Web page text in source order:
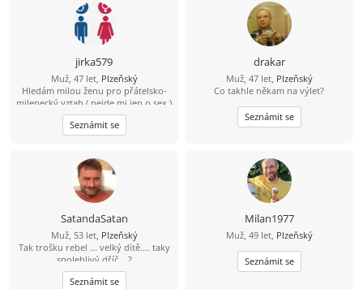
přece mnohem lepší s úsměvem na
tváři. Mám slabost pro dobrou kávu,
rád si přečtu zajímavou knížku... a
občas u ní tak kvalitně zrelaxuju, že
usnu. ???? Hledám fajn ženu ve věku
40–47 let, která je taky trochu
sportovní duše, má ráda humor a
chuť užívat si život. Nejdřív klidně
kamarádku, a když přeskočí jiskra,
proč ne i přítelkyni. Jestli ještě věříš
na lásku a na správného chlapa,
správném místě, možná jsme se
právě našli. Tak co, vezmeš mě do
party? Třeba zjistíme, že ty nejlepší
příběhy začínají úplně obyčejnou
zprávou. ????
jirka579
Muž, 47 let, Plzeňský
Hledám milou ženu pro přátelsko-
milenecký vztah ( nejde mi jen o sex )
bez narušení soukromí, mám rodinu
a nechci opustit děti . Prostě
potřebuji utéct od stereotypu
Seznámit se
drakar
Muž, 47 let, Plzeňský
Co takhle někam na výlet?
Seznámit se
SatandaSatan
Muž, 53 let, Plzeňský
Tak trošku rebel ... velký dítě.... taky
spolehlivý dříč ...?
Seznámit se
Milan1977
Muž, 49 let, Plzeňský
Seznámit se